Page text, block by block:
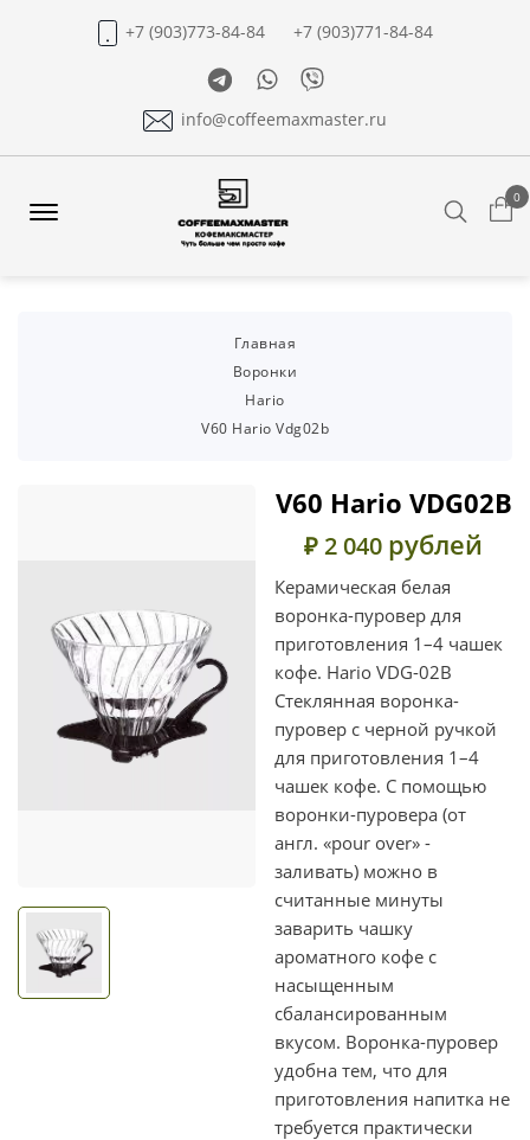
+7 (903)773-84-84
+7 (903)771-84-84
TelegramWhatsapp
Viber
info@coffeemaxmaster.ru
0
Главная
Воронки
Hario
V60 Hario Vdg02b
V60 Hario VDG02B
₽ 2 040 рублей
Керамическая белая
воронка-пуровер для
приготовления 1–4 чашек
кофе. Hario VDG-02B
Стеклянная воронка-
пуровер с черной ручкой
для приготовления 1–4
чашек кофе. С помощью
воронки-пуровера (от
англ. «pour over» -
заливать) можно в
считанные минуты
заварить чашку
ароматного кофе с
насыщенным
сбалансированным
вкусом. Воронка-пуровер
удобна тем, что для
приготовления напитка не
требуется практически